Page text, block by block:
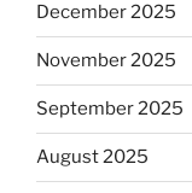
December 2025
November 2025
September 2025
August 2025